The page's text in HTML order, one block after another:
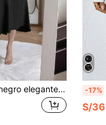
Falda de satén negro elegante de talle alto con abertura alta y botones para mujer, primavera -17%
S/